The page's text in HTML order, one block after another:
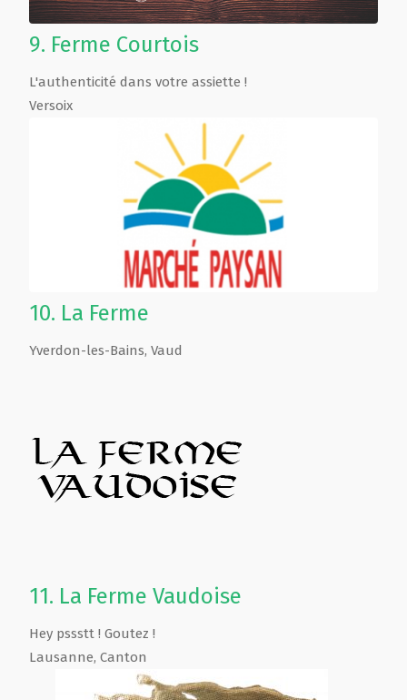
9. Ferme Courtois
L'authenticité dans votre assiette !
Versoix
10. La Ferme
Yverdon-les-Bains, Vaud
11. La Ferme Vaudoise
Hey pssstt ! Goutez !
Lausanne, Canton